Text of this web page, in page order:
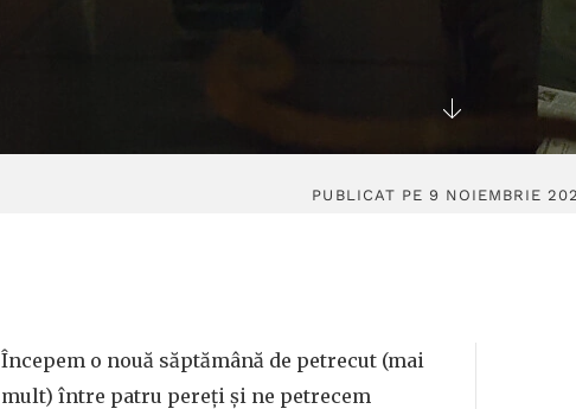
PUBLICAT PE 9 NOIEMBRIE
Începem o nouă săptămână de petrecut (mai
mult) între patru pereți și ne petrecem